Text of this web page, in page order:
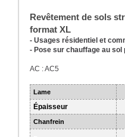
Revêtement de sols
format XL
- Usages résidentiel et
- Pose sur chauffage au sol
AC : AC5
Lame
Épaisseur
Chanfrein